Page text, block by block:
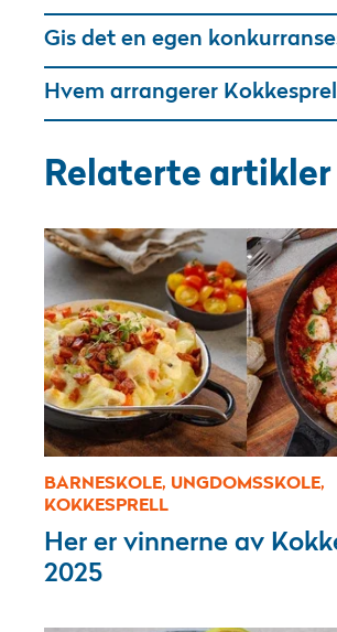
Gis det en egen
Hvem arrangerer
Relaterte artikler
BARNESKOLE, UNGDOMSSKOLE,
KOKKESPRELL
Her er vinnerne av
2025